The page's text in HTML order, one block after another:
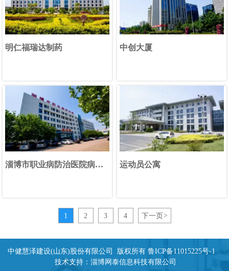
明仁福瑞达制药 中创大厦
淄博市职业病防治医院病房
运动员公寓
1 2 3 4 下一页 >
中健慧泽建设(山东)股份有限公司 版权所有 鲁ICP备11015225号-1
技术支持： 淄博网泰信息科技有限公司